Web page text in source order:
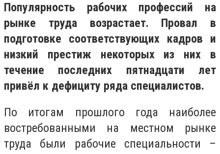
Популярность рабочих профессий на
рынке труда возрастает. Провал в
подготовке соответствующих кадров и
низкий престиж некоторых из них в
течение последних пятнадцати лет
привёл к дефициту ряда специалистов.
По итогам прошлого года наиболее
востребованными на местном рынке
труда были рабочие специальности –